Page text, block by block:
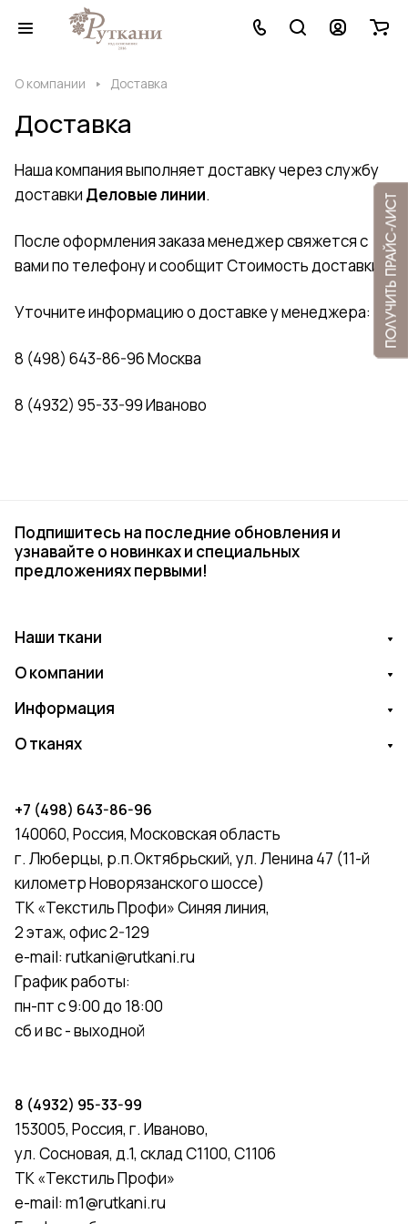
О компании Доставка
Доставка
Наша компания выполняет доставку через службу
доставки Деловые линии.
После оформления заказа менеджер свяжется с
вами по телефону и сообщит Стоимость доставки.
Уточните информацию о доставке у менеджера:
8 (498) 643-86-96 Москва
8 (4932) 95-33-99 Иваново
Подпишитесь на последние обновления и
узнавайте о новинках и специальных
предложениях первыми!
Наши ткани
О компании
Информация
О тканях
+7 (498) 643-86-96
140060, Россия, Московская область
г. Люберцы, р.п.Октябрьский, ул. Ленина 47 (11-й
километр Новорязанского шоссе)
ТК «Текстиль Профи» Синяя линия,
2 этаж, офис 2-129
e-mail: rutkani@rutkani.ru
График работы:
пн-пт с 9:00 до 18:00
сб и вс - выходной
8 (4932) 95-33-99
153005, Россия, г. Иваново,
ул. Сосновая, д.1, склад С1100, С1106
ТК «Текстиль Профи»
e-mail: m1@rutkani.ru